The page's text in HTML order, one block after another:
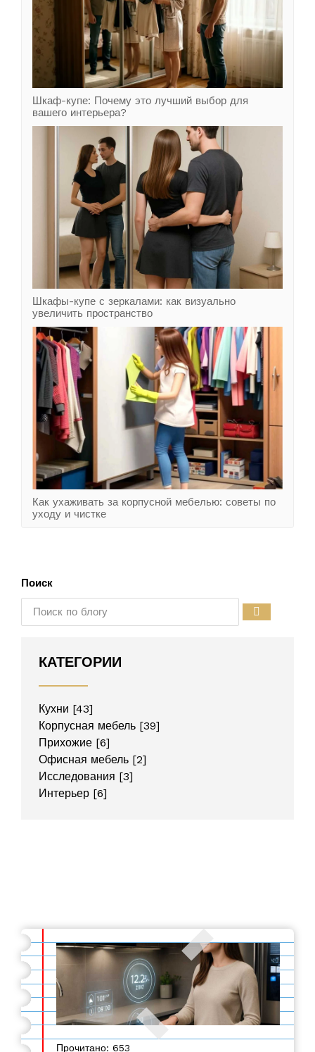
Поиск
КАТЕГОРИИ
Кухни [43]
Корпусная мебель [39]
Прихожие [6]
Офисная мебель [2]
Исследования [3]
Интерьер [6]
Прочитано: 653
Шкаф-купе: Почему это лучший выбор для
вашего интерьера?
Шкафы-купе с зеркалами: как визуально
увеличить пространство
Как ухаживать за корпусной мебелью: советы по
уходу и чистке